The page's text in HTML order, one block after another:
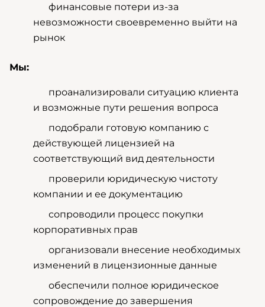
финансовые потери из-за
невозможности своевременно выйти на
рынок
Мы:
проанализировали ситуацию клиента
и возможные пути решения вопроса
подобрали готовую компанию с
действующей лицензией на
соответствующий вид деятельности
проверили юридическую чистоту
компании и ее документацию
сопроводили процесс покупки
корпоративных прав
организовали внесение необходимых
изменений в лицензионные данные
обеспечили полное юридическое
сопровождение до завершения